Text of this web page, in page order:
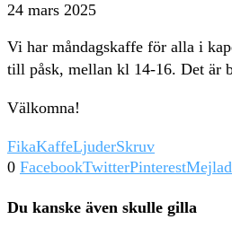
24 mars 2025
Vi har måndagskaffe för alla i
till påsk, mellan kl 14-16. Det är
Välkomna!
FikaKaffeLjuderSkruv
0 FacebookTwitterPinterest
Du kanske även skulle gilla